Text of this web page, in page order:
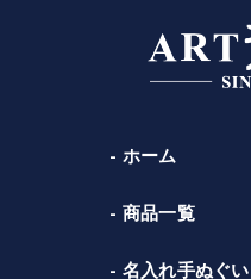
ホーム
商品一覧
名入れ手ぬぐい